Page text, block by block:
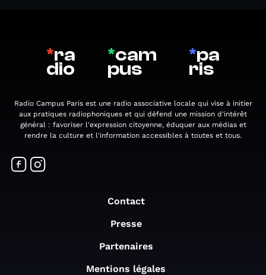
*ra
dio
*cam
pus
*pa
ris
Radio Campus Paris est une radio associative locale qui vise à initier
aux pratiques radiophoniques et qui défend une mission d'intérêt
général : favoriser l'expression citoyenne, éduquer aux médias et
rendre la culture et l'information accessibles à toutes et tous.
Contact
Presse
Partenaires
Mentions légales